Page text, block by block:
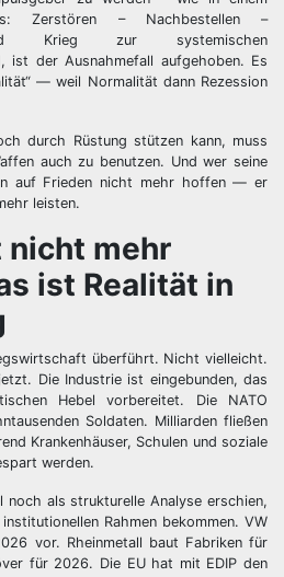
Zerstören – Nachbestellen –
Krieg zur systemischen
ist der Ausnahmefall aufgehoben. Es
— weil Normalität dann Rezession
durch Rüstung stützen kann, muss
auch zu benutzen. Und wer seine
auf Frieden nicht mehr hoffen — er
leisten.
nicht mehr
ist Realität in
überführt. Nicht vielleicht.
Die Industrie ist eingebunden, das
Hebel vorbereitet. Die NATO
Soldaten. Milliarden fließen
Krankenhäuser, Schulen und soziale
werden.
noch als strukturelle Analyse erschien,
Rahmen bekommen. VW
vor. Rheinmetall baut Fabriken für
für 2026. Die EU hat mit EDIP den